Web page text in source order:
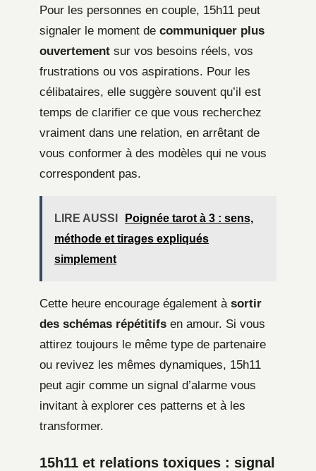
Pour les personnes en couple, 15h11 peut
signaler le moment de communiquer plus
ouvertement sur vos besoins réels, vos
frustrations ou vos aspirations. Pour les
célibataires, elle suggère souvent qu’il est
temps de clarifier ce que vous recherchez
vraiment dans une relation, en arrêtant de
vous conformer à des modèles qui ne vous
correspondent pas.
LIRE AUSSI
Poignée tarot à 3 : sens,
méthode et tirages expliqués
simplement
Cette heure encourage également à sortir
des schémas répétitifs en amour. Si vous
attirez toujours le même type de partenaire
ou revivez les mêmes dynamiques, 15h11
peut agir comme un signal d’alarme vous
invitant à explorer ces patterns et à les
transformer.
15h11 et relations toxiques : signal